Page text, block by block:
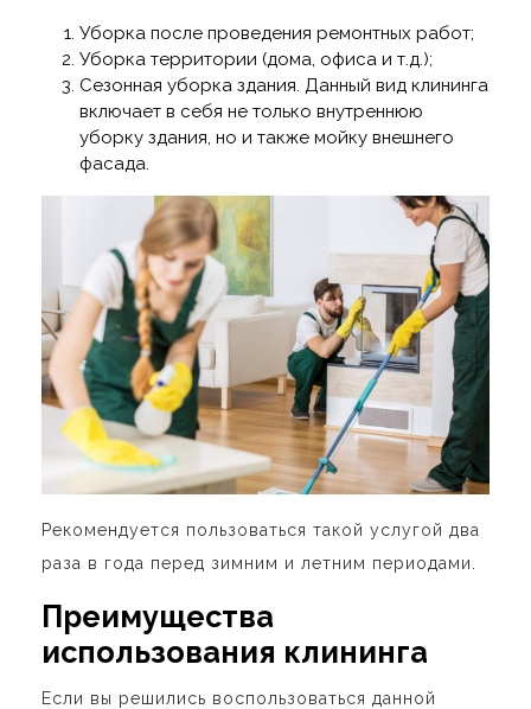
Уборка после проведения ремонтных работ;
Уборка территории (дома, офиса и т.д.);
Сезонная уборка здания. Данный вид клининга
включает в себя не только внутреннюю
уборку здания, но и также мойку внешнего
фасада.
Рекомендуется пользоваться такой услугой два
раза в года перед зимним и летним периодами.
Преимущества
использования клининга
Если вы решились воспользоваться данной